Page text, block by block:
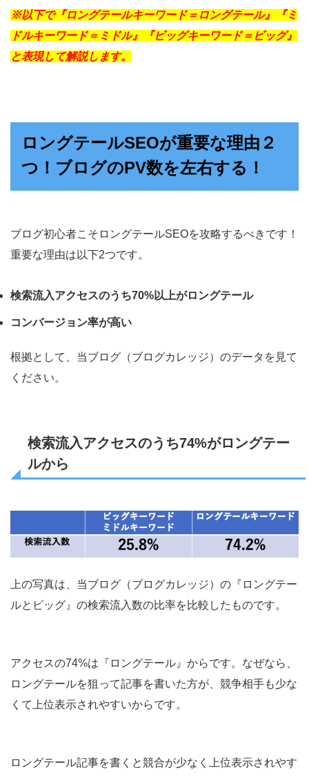
※以下で『ロングテールキーワード＝ロングテール』『ミ
ドルキーワード＝ミドル』『ビッグキーワード＝ビッグ』
と表現して解説します。
ロングテールSEOが重要な理由２
つ！ブログのPV数を左右する！
ブログ初心者こそロングテールSEOを攻略するべきです！
重要な理由は以下2つです。
検索流入アクセスのうち70%以上がロングテール
コンバージョン率が高い
根拠として、当ブログ（ブログカレッジ）のデータを見て
ください。
検索流入アクセスのうち74%がロングテー
ルから
上の写真は、当ブログ（ブログカレッジ）の『ロングテー
ルとビッグ』の検索流入数の比率を比較したものです。
アクセスの74%は『ロングテール』からです。 なぜなら、
ロングテールを狙って記事を書いた方が、競争相手も少な
くて上位表示されやすいからです。
ロングテール記事を書くと競合が少なく上位表示されやす